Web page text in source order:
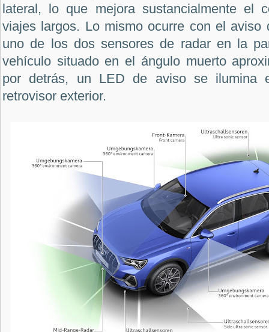
lateral, lo que mejora sustancialmente el
viajes largos. Lo mismo ocurre con el aviso
uno de los dos sensores de radar en la
vehículo situado en el ángulo muerto
por detrás, un LED de aviso se ilumina
retrovisor exterior.